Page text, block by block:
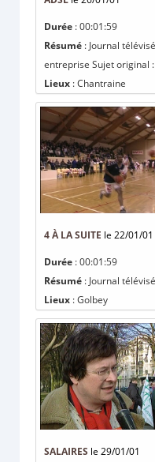
Durée : 00:01:59
Résumé : Journal
entreprise Sujet original
Lieux : Chantraine
4 À LA SUITE le 22/01/01
Durée : 00:01:59
Résumé : Journal
Lieux : Golbey
SALAIRES le 29/01/01